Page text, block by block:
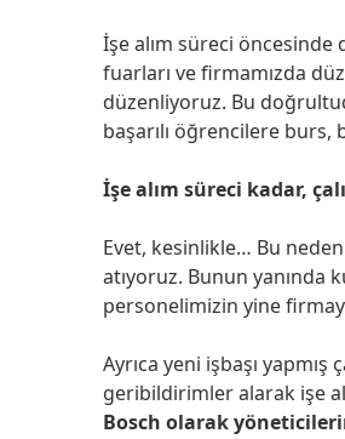
İşe alım süreci
fuarları ve firmamızda
düzenliyoruz. Bu
başarılı öğrencilere burs,
İşe alım süreci kadar,
Evet, kesinlikle… Bu
atıyoruz. Bunun yanında
personelimizin yine
Ayrıca yeni işbaşı
geribildirimler alarak işe
Bosch olarak